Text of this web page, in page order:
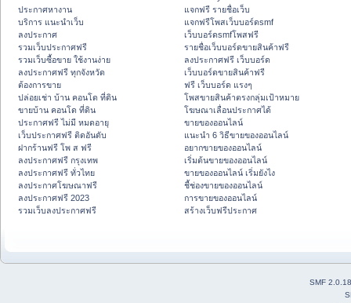
ประกาศหางาน
บริการ แนะนำเว็บ
ลงประกาศ
รวมเว็บประกาศฟรี
รวมเว็บซื้อขาย ใช้งานง่าย
ลงประกาศฟรี ทุกจังหวัด
ต้องการขาย
ปล่อยเช่า บ้าน คอนโด ที่ดิน
ขายบ้าน คอนโด ที่ดิน
ประกาศฟรี ไม่มี หมดอายุ
เว็บประกาศฟรี ติดอันดับ
ฝากร้านฟรี โพ ส ฟรี
ลงประกาศฟรี กรุงเทพ
ลงประกาศฟรี ทั่วไทย
ลงประกาศโฆษณาฟรี
ลงประกาศฟรี 2023
รวมเว็บลงประกาศฟรี
แจกฟรี รายชื่อเว็บ
แจกฟรีโพสเว็บบอร์ดsmf
เว็บบอร์ดsmfโพสฟรี
รายชื่อเว็บบอร์ดขายสินค้าฟรี
ลงประกาศฟรี เว็บบอร์ด
เว็บบอร์ดขายสินค้าฟรี
ฟรี เว็บบอร์ด แรงๆ
โพสขายสินค้าตรงกลุ่มเป้าหมาย
โฆษณาเลื่อนประกาศได้
ขายของออนไลน์
แนะนำ 6 วิธีขายของออนไลน์
อยากขายของออนไลน์
เริ่มต้นขายของออนไลน์
ขายของออนไลน์ เริ่มยังไง
ชี้ช่องขายของออนไลน์
การขายของออนไลน์
สร้างเว็บฟรีประกาศ
SMF 2.0.18